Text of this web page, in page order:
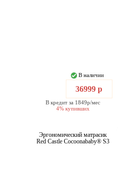
В наличии
36999 р
В кредит за 1849р/мес
4% купивших
Эргономический матрасик
Red Castle Cocoonababy® S3